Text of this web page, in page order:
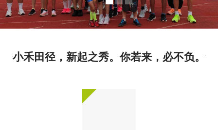
小禾田径，新起之秀。你若来，必不负。